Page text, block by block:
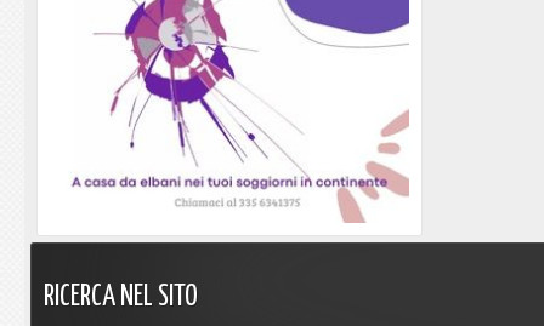
RICERCA NEL SITO